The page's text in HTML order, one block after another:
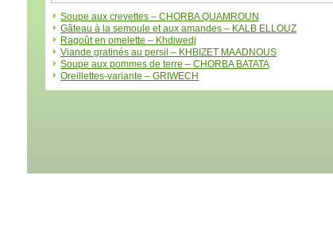
Soupe aux crevettes – CHORBA QUAMROUN
Gâteau à la semoule et aux amandes – KALB ELLOUZ
Ragoût en omelette – Khdiwedj
Viande gratinés au persil – KHBIZET MAADNOUS
Soupe aux pommes de terre – CHORBA BATATA
Oreillettes-variante – GRIWECH